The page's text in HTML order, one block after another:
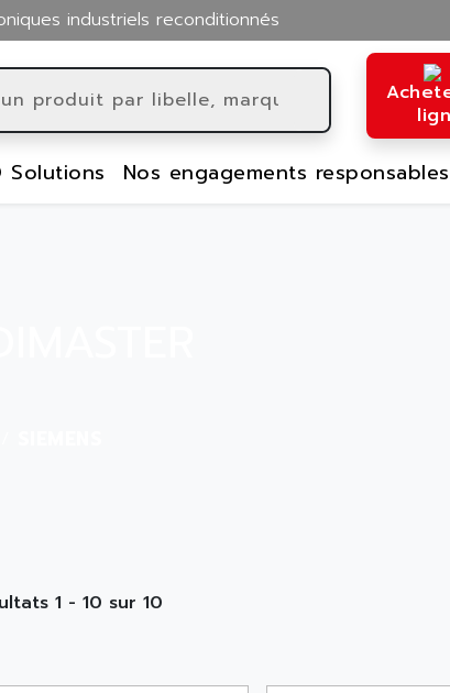
industriels reconditionnés
Solutions Nos engagements responsables
1 - 10 sur 10